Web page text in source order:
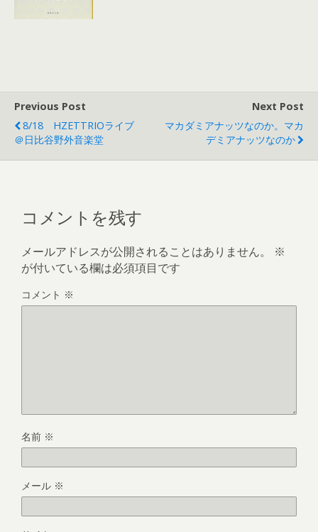
Previous Post
8/18 HZETTRIOライブ
＠日比谷野外音楽堂
Next Post
マカダミアナッツなのか。マカ
デミアナッツなのか
コメントを残す
メールアドレスが公開されることはありません。
※
が付いている欄は必須項目です
コメント ※
名前 ※
メール ※